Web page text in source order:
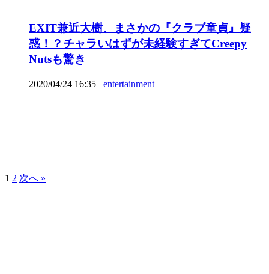
EXIT兼近大樹、まさかの『クラブ童貞』疑
惑！？チャラいはずが未経験すぎてCreepy
Nutsも驚き
2020/04/24 16:35 entertainment
1 2 次へ »